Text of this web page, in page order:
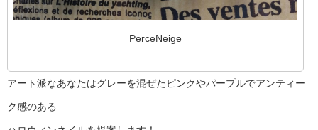
PerceNeige
アート派なあなたはグレーを混ぜたピンクやパープルでアンティー
ク感のある